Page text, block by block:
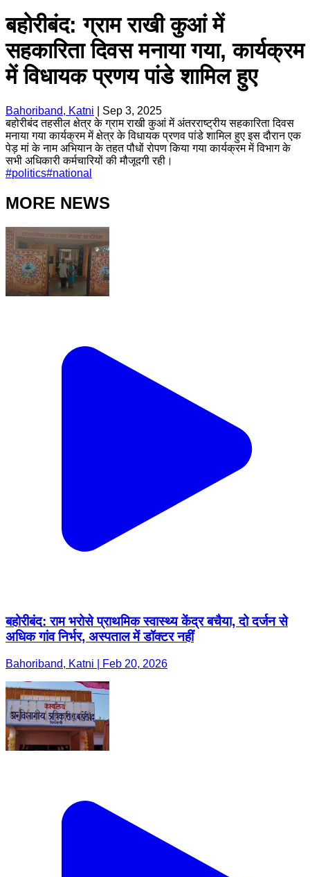
बहोरीबंद: ग्राम राखी कुआं में
सहकारिता दिवस मनाया गया, कार्यक्रम
में विधायक प्रणय पांडे शामिल हुए
Bahoriband, Katni
Sep 3, 2025
बहोरीबंद तहसील क्षेत्र के ग्राम राखी कुआं में अंतरराष्ट्रीय सहकारिता दिवस
मनाया गया कार्यक्रम में क्षेत्र के विधायक प्रणव पांडे शामिल हुए इस दौरान एक
पेड़ मां के नाम अभियान के तहत पौधों रोपण किया गया कार्यक्रम में विभाग के
सभी अधिकारी कर्मचारियों की मौजूदगी रही।
#politics#national
MORE NEWS
बहोरीबंद: राम भरोसे प्राथमिक स्वास्थ्य केंद्र बचैया, दो दर्जन से
अधिक गांव निर्भर, अस्पताल में डॉक्टर नहीं
Bahoriband, Katni | Feb 20, 2026